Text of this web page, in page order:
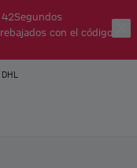
42Segundos
con el código: